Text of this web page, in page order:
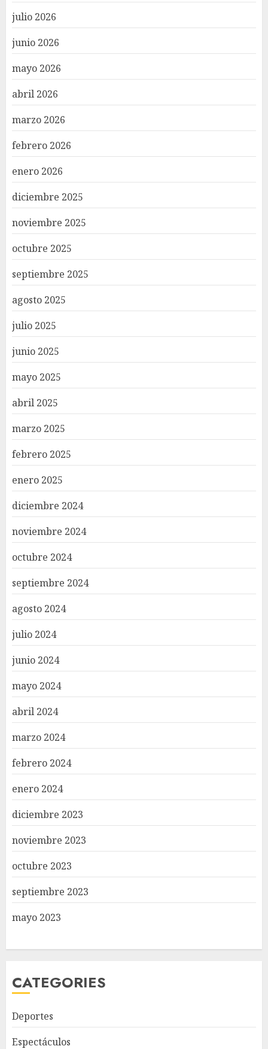
julio 2026
junio 2026
mayo 2026
abril 2026
marzo 2026
febrero 2026
enero 2026
diciembre 2025
noviembre 2025
octubre 2025
septiembre 2025
agosto 2025
julio 2025
junio 2025
mayo 2025
abril 2025
marzo 2025
febrero 2025
enero 2025
diciembre 2024
noviembre 2024
octubre 2024
septiembre 2024
agosto 2024
julio 2024
junio 2024
mayo 2024
abril 2024
marzo 2024
febrero 2024
enero 2024
diciembre 2023
noviembre 2023
octubre 2023
septiembre 2023
mayo 2023
CATEGORIES
Deportes
Espectáculos